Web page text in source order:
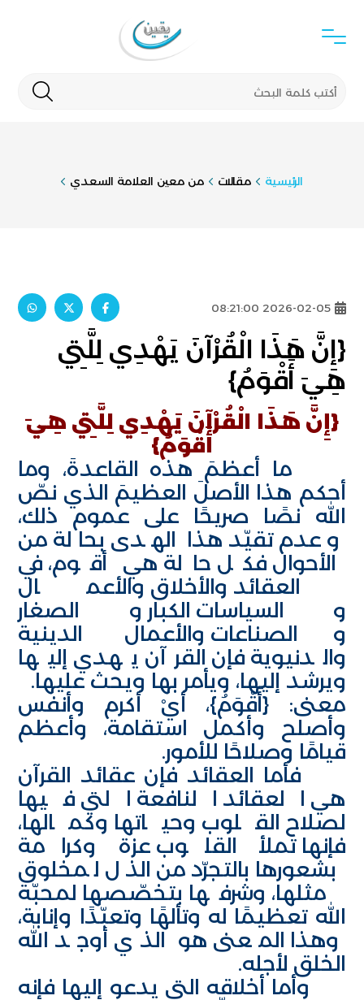
الرئيسية مقالات من معين العلامة السعدي
2026-02-05 08:21:00
{إِنَّ هَذَا الْقُرْآنَ يَهْدِي لِلَّتِي
هِيَ أَقْوَمُ}
{إِنَّ هَذَا الْقُرْآنَ يَهْدِي لِلَّتِي هِيَ
أَقْوَمُ}
ما أعظمَ هذه القاعدةَ، وما
أحكم هذا الأصلَ العظيمَ الذي نصّ
الله نصًا صريحًا على عموم ذلك،
وعدم تقيّد هذا الهدى بحالة من
الأحوال فكل حالة هي أقوم، في
العقائد والأخلاق والأعمال
والسياسات الكبار والصغار
والصناعات والأعمال الدينية
والدنيوية فإن القرآن يهدي إليها
ويرشد إليها، ويأمر بها ويحث عليها.
معنى: {أَقْوَمُ}، أيْ أكرم وأنفس
وأصلح وأكمل استقامة، وأعظم
قيامًا وصلاحًا للأمور.
فأما العقائد فإن عقائد القرآن
هي العقائد النافعة التي فيها
لصلاح القلوب وحياتها وكمالها،
فإنها تملأ القلوب عزة وكرامة
بشعورها بالتجرّد من الذل لمخلوق
مثلها، وشرفها بتخصّصها لمحبّة
الله تعظيمًا له وتألهًا وتعبّدًا وإنابة،
وهذا المعنى هو الذي أوجد الله
الخلق لأجله.
وأما أخلاقه التي يدعو إليها فإنه